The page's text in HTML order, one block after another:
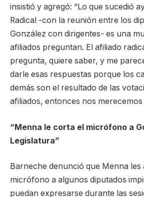
insistió y agregó: “Lo que sucedió
Radical -con la reunión entre los
González con dirigentes- es una
afiliados preguntan. El afiliado
pregunta, quiere saber, y me
darle esas respuestas porque los
demás son el resultado de las
afiliados, entonces nos merecemos
“Menna le corta el micrófono a
Legislatura”
Barneche denunció que Menna les
micrófono a algunos diputados
puedan expresarse durante las